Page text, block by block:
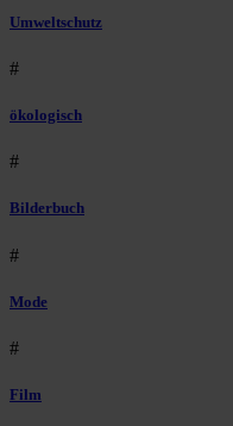
Umweltschutz
#
ökologisch
#
Bilderbuch
#
Mode
#
Film